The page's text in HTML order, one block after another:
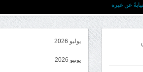
عن غيره
يوليو 2026
يونيو 2026